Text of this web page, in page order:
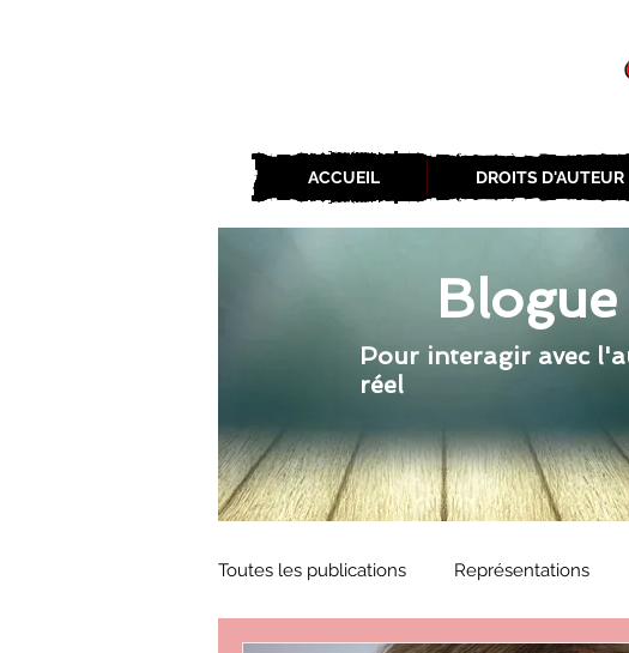
ACCUEIL DROITS D'AUTEUR
Pour interagir avec
réel
Toutes les publications Représentations